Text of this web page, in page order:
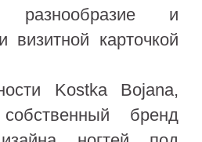
и
визитной карточкой
Kostka Bojana,
бренд